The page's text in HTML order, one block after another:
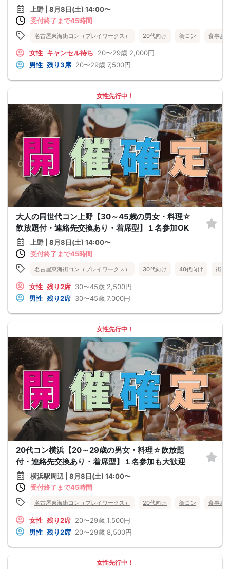
上野 | 8月8日(土) 14:00〜
受付終了まで45時間
名古屋東海街コン（プレイワークス） 20代向け 街コン 食事あ
女性 キャンセル待ち 20〜29歳 2,000円
男性 残り3席 20〜29歳 7,500円
女性先行中！
大人の同世代コン上野【30～45歳の男女・料理☆
飲放題付・連絡先交換あり・着席型】１名参加OK
上野 | 8月8日(土) 14:00〜
受付終了まで45時間
名古屋東海街コン（プレイワークス） 30代向け 40代向け 街コ
女性 残り2席 30〜45歳 2,500円
男性 残り2席 30〜45歳 7,000円
女性先行中！
20代コン横浜【20～29歳の男女・料理☆飲放題
付・連絡先交換あり・着席型】１名参加も大歓迎
横浜駅周辺 | 8月8日(土) 14:00〜
受付終了まで45時間
名古屋東海街コン（プレイワークス） 20代向け 街コン 食事あ
女性 残り2席 20〜29歳 1,500円
男性 残り2席 20〜29歳 8,500円
女性先行中！